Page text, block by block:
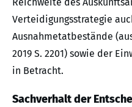
Verteidigungsstrategie
Ausnahmetatbestände
2019 S. 2201) sowie der
in Betracht.
Sachverhalt der